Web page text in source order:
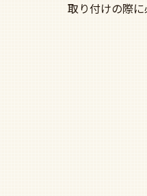
取り付けの際に